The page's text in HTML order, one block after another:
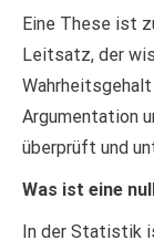
Eine These ist
Leitsatz, der
Argumentation
überprüft und
Was ist eine
In der Statistik